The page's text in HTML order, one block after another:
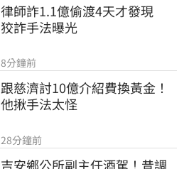
律師詐1.1億偷渡4天才發現
狡詐手法曝光
8分鐘前
跟慈濟討10億介紹費換黃金！
他揪手法太怪
28分鐘前
吉安鄉公所副主任酒駕！昔調